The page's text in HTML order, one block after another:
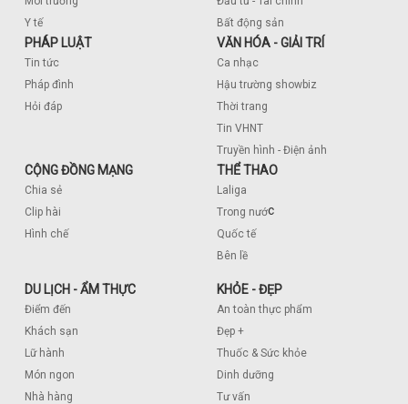
Y tế
Bất động sản
PHÁP LUẬT
Tin tức
Pháp đình
Hỏi đáp
VĂN HÓA - GIẢI TRÍ
Ca nhạc
Hậu trường showbiz
Thời trang
Tin VHNT
Truyền hình - Điện ảnh
CỘNG ĐỒNG MẠNG
Chia sẻ
Clip hài
Hình chế
THỂ THAO
Laliga
Trong nước
Quốc tế
Bên lề
DU LỊCH - ẨM THỰC
Điểm đến
Khách sạn
Lữ hành
Món ngon
Nhà hàng
KHỎE - ĐẸP
An toàn thực phẩm
Đẹp +
Thuốc & Sức khỏe
Dinh dưỡng
Tư vấn